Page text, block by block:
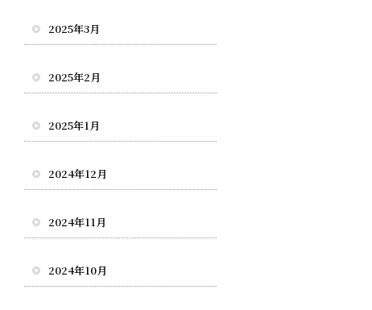
2025年3月
2025年2月
2025年1月
2024年12月
2024年11月
2024年10月